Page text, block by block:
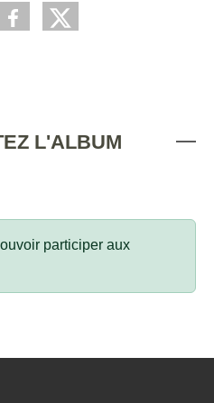
L'ALBUM
participer aux